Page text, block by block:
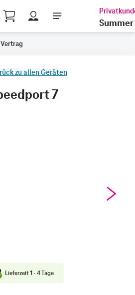
Shopping Cart
Summer
zu allen Geräten
7
Lieferzeit 1 - 4 Tage